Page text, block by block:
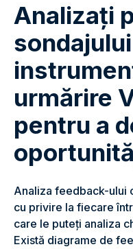
Analizați
urmărire
pentru a
Analiza feedback-ului
cu privire la fiecare
care le puteți analiza
Există diagrame de